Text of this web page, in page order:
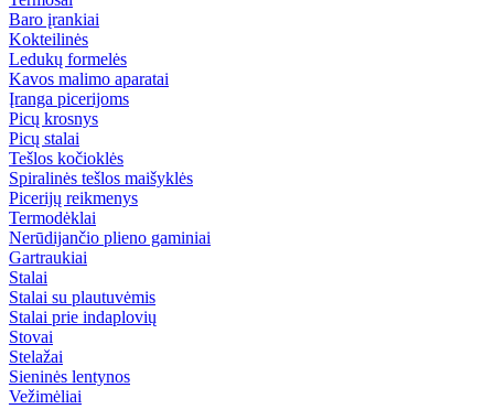
Baro įrankiai
Kokteilinės
Ledukų formelės
Kavos malimo aparatai
Įranga picerijoms
Picų krosnys
Picų stalai
Tešlos kočioklės
Spiralinės tešlos maišyklės
Picerijų reikmenys
Termodėklai
Nerūdijančio plieno gaminiai
Gartraukiai
Stalai
Stalai su plautuvėmis
Stalai prie indaplovių
Stovai
Stelažai
Sieninės lentynos
Vežimėliai